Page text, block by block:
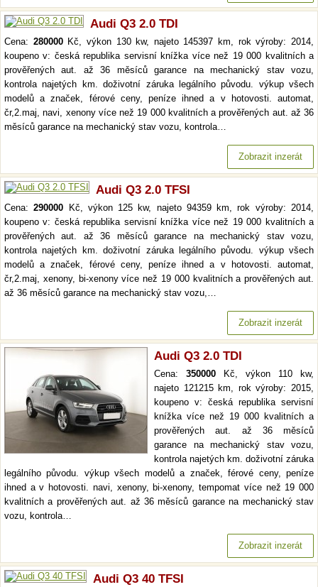
Audi Q3 2.0 TDI
Cena: 280000Kč, výkon 130 kw, najeto 145397 km, rok výroby: 2014,
koupeno v: česká republika servisní knížka více než 19 000 kvalitních a
prověřených aut. až 36 měsíců garance na mechanický stav vozu,
kontrola najetých km. doživotní záruka legálního původu. výkup všech
modelů a značek, férové ceny, peníze ihned a v hotovosti. automat,
čr,2.maj, navi, xenony více než 19 000 kvalitních a prověřených aut. až 36
měsíců garance na mechanický stav vozu, kontrola…
Zobrazit inzerát
Audi Q3 2.0 TFSI
Cena:290000 Kč, výkon 125 kw, najeto 94359 km, rok výroby: 2014,
koupeno v: česká republika servisní knížka více než 19 000 kvalitních a
prověřených aut. až 36 měsíců garance na mechanický stav vozu,
kontrola najetých km. doživotní záruka legálního původu. výkup všech
modelů a značek, férové ceny, peníze ihned a v hotovosti. automat,
čr,2.maj, xenony, bi-xenony více než 19 000 kvalitních a prověřených aut.
až 36 měsíců garance na mechanický stav vozu,…
Zobrazit inzerát
Audi Q3 2.0 TDI
Cena: 350000 Kč, výkon 110 kw,
najeto 121215 km, rok výroby: 2015,
koupeno v: česká republika servisní
knížka více než 19 000 kvalitních a
prověřených aut. až 36 měsíců
garance na mechanický stav vozu,
kontrola najetých km. doživotní záruka
legálního původu. výkup všech modelů a značek, férové ceny, peníze
ihned a v hotovosti. navi, xenony, bi-xenony, tempomat více než 19 000
kvalitních a prověřených aut. až 36 měsíců garance na mechanický stav
vozu, kontrola…
Zobrazit inzerát
Audi Q3 40 TFSI